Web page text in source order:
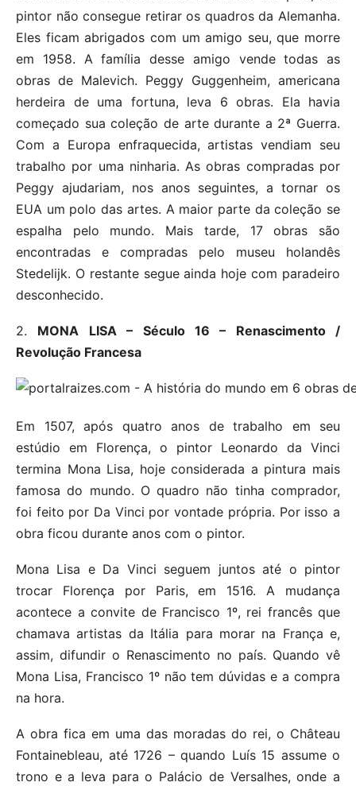
pintor não consegue retirar os quadros da Alemanha.
Eles ficam abrigados com um amigo seu, que morre
em 1958. A família desse amigo vende todas as
obras de Malevich. Peggy Guggenheim, americana
herdeira de uma fortuna, leva 6 obras. Ela havia
começado sua coleção de arte durante a 2ª Guerra.
Com a Europa enfraquecida, artistas vendiam seu
trabalho por uma ninharia. As obras compradas por
Peggy ajudariam, nos anos seguintes, a tornar os
EUA um polo das artes. A maior parte da coleção se
espalha pelo mundo. Mais tarde, 17 obras são
encontradas e compradas pelo museu holandês
Stedelijk. O restante segue ainda hoje com paradeiro
desconhecido.
2. MONA LISA – Século 16 – Renascimento /
Revolução Francesa
Em 1507, após quatro anos de trabalho em seu
estúdio em Florença, o pintor Leonardo da Vinci
termina Mona Lisa, hoje considerada a pintura mais
famosa do mundo. O quadro não tinha comprador,
foi feito por Da Vinci por vontade própria. Por isso a
obra ficou durante anos com o pintor.
Mona Lisa e Da Vinci seguem juntos até o pintor
trocar Florença por Paris, em 1516. A mudança
acontece a convite de Francisco 1º, rei francês que
chamava artistas da Itália para morar na França e,
assim, difundir o Renascimento no país. Quando vê
Mona Lisa, Francisco 1º não tem dúvidas e a compra
na hora.
A obra fica em uma das moradas do rei, o Château
Fontainebleau, até 1726 – quando Luís 15 assume o
trono e a leva para o Palácio de Versalhes, onde a